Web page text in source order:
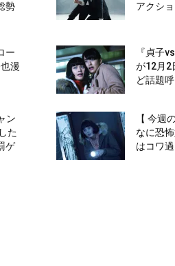
勢
アクシ
ー
漫
『貞子
が12月2
ど話題
ン
た
ゲ
【 今週
なに恐
はコワ過